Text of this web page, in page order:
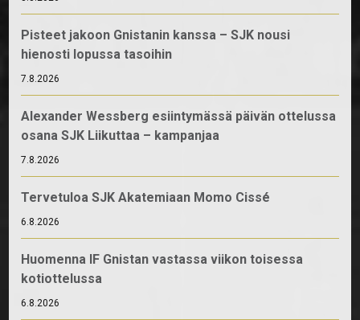
Pisteet jakoon Gnistanin kanssa – SJK nousi
hienosti lopussa tasoihin
7.8.2026
Alexander Wessberg esiintymässä päivän ottelussa
osana SJK Liikuttaa – kampanjaa
7.8.2026
Tervetuloa SJK Akatemiaan Momo Cissé
6.8.2026
Huomenna IF Gnistan vastassa viikon toisessa
kotiottelussa
6.8.2026